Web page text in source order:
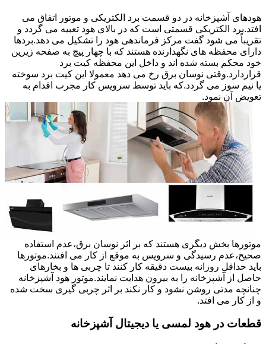
هودهای آشپزخانه در دو قسمت برد الکتریکی و موتور اتفاق می
افتد.برد الکتریکی قسمتی است که در بالای هود تعبیه می گردد و
تقریباً می شود گفت مرکز فرماندهی هود را تشکیل می دهد.بردها
دارای محفظه های نگهدارنده هستند که با چهار پیچ به صفحه زیرین
خود محکم بسته شده اند و داخل این محفظه کیت برد
قراردارد.وقتی نوسان برق رخ می دهد معمولا این کیت برد سوخته
یا نیم سوز می گردد.که باید توسط سرویس کار مجرب اقدام به
تعویض آن نمود.
موتورها بخش دیگری هستند که بر اثر نوسان برق،عدم استفاده
صحیح،عدم رسیدگی و سرویس به موقع از کار می افتند.موتورها
باید حداقل روزانه بیست دقیقه کار کنند تا چربی ها و بخارهای
حاصل از آشپزخانه را به بیرون هدایت نمایند.موتور هود آشپزخانه
چنانچه مدتی روشن نشود و کار نکند بر اثر چربی گیری سخت شده
و از کار می افتد.
قطعات در هود لمسی یا دیجیتال آشپزخانه